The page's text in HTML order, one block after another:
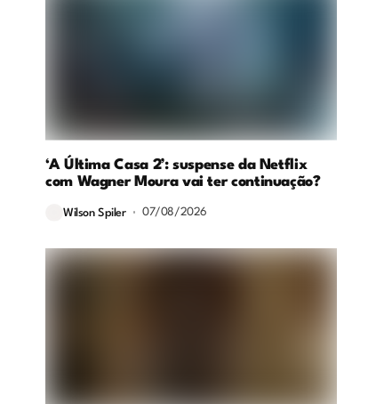
‘A Última Casa 2’: suspense da Netflix
com Wagner Moura vai ter continuação?
Wilson Spiler 07/08/2026